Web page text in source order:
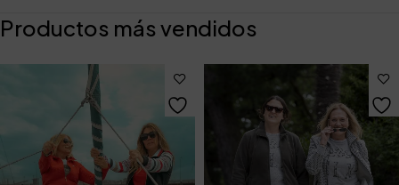
Productos más vendidos